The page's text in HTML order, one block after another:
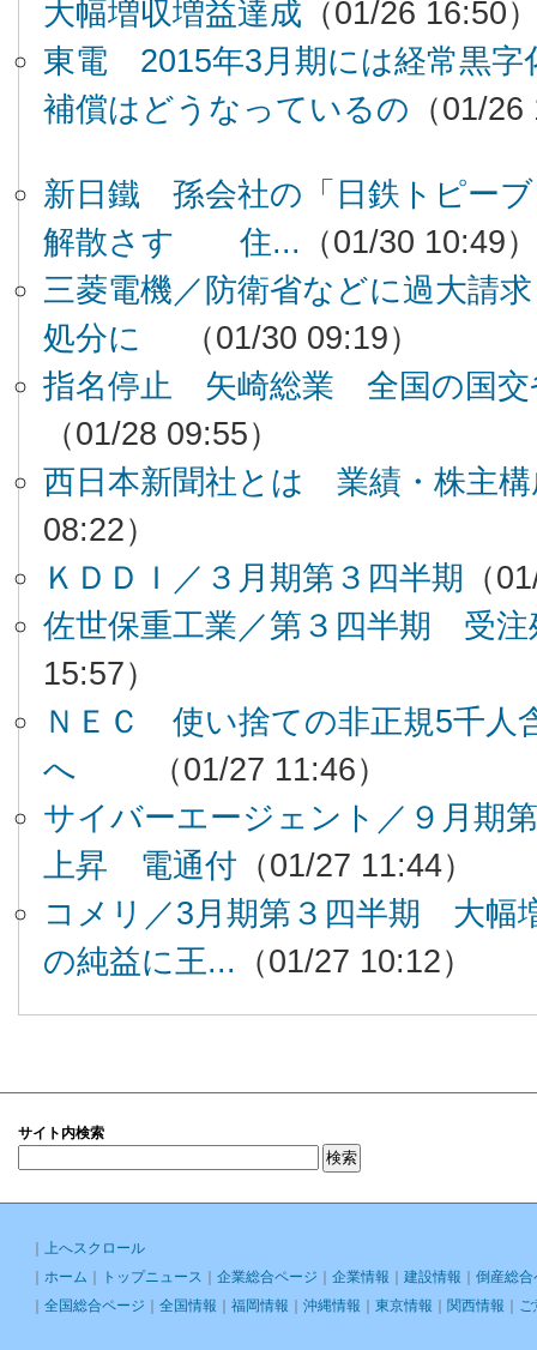
大幅増収増益達成 （01/26 16:50
東電 2015年3月期には経常
補償はどうなっているの （01/
新日鐵 孫会社の「日鉄トピー
解散さす 住... （01/30 10:49）
三菱電機／防衛省などに過大請
処分に
（01/30 09:19）
指名停止 矢崎総業 全国の国交
（01/28 09:55）
西日本新聞社とは 業績・株主
08:22）
ＫＤＤＩ／３月期第３四半期
（
佐世保重工業／第３四半期 受注
15:57）
ＮＥＣ 使い捨ての非正規5千人
へ
（01/27 11:46）
サイバーエージェント／９月期
上昇 電通付 （01/27 11:44）
コメリ／3月期第３四半期 大
の純益に王... （01/27 10:12）
サイト内検索
上へスクロール
ホーム トップニュース 企業総合ページ 企業情報 建設情報
倒産総合
全国総合ページ 全国情報 福岡情報 沖縄情報 東京情報 関西情報 ご